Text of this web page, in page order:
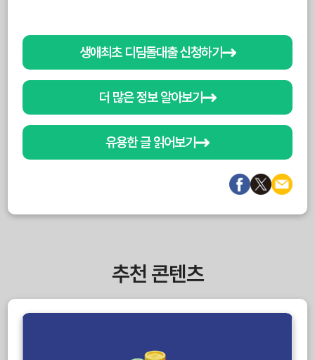
생애최초 디딤돌대출 신청하기
더 많은 정보 알아보기
유용한 글 읽어보기
추천 콘텐츠